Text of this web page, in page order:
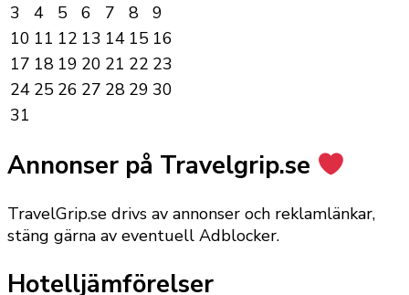
3
4 5 6 7 8
9
10 11 12 13 14 15 16
17 18 19 20 21 22 23
24 25 26 27 28 29 30
31
Annonser på Travelgrip.se
TravelGrip.se drivs av annonser och reklamlänkar,
stäng gärna av eventuell Adblocker.
Hotelljämförelser